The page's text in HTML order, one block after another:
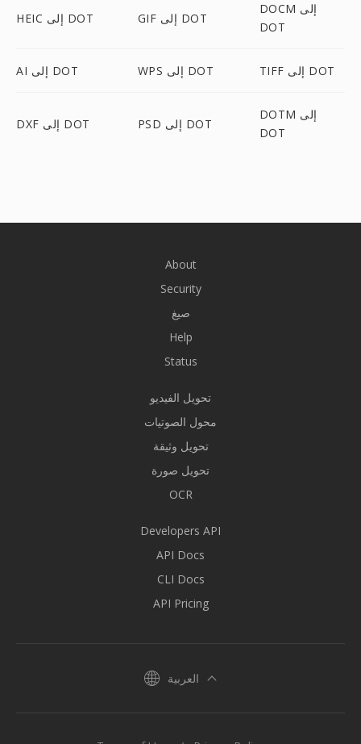
HEIC إلى DOT GIF إلى DOT
DOCM إلى
DOT
AI إلى DOT WPS إلى DOT TIFF إلى DOT
DXF إلى DOT PSD إلى DOT
DOTM إلى
DOT
About
Security
صيغ
Help
Status
تحويل الفيديو
محول الصوتيات
تحويل وثيقة
تحويل صورة
OCR
Developers API
API Docs
CLI Docs
API Pricing
العربية